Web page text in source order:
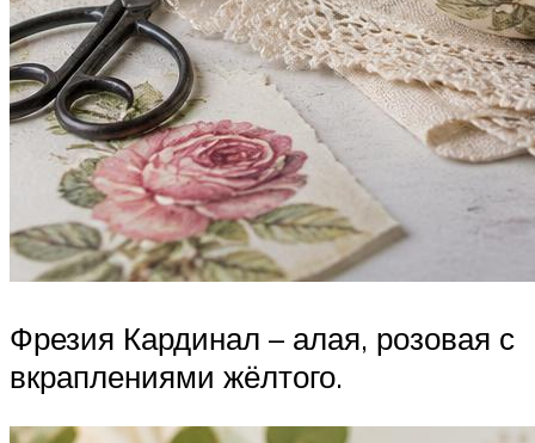
Фрезия Кардинал – алая, розовая с
вкраплениями жёлтого.